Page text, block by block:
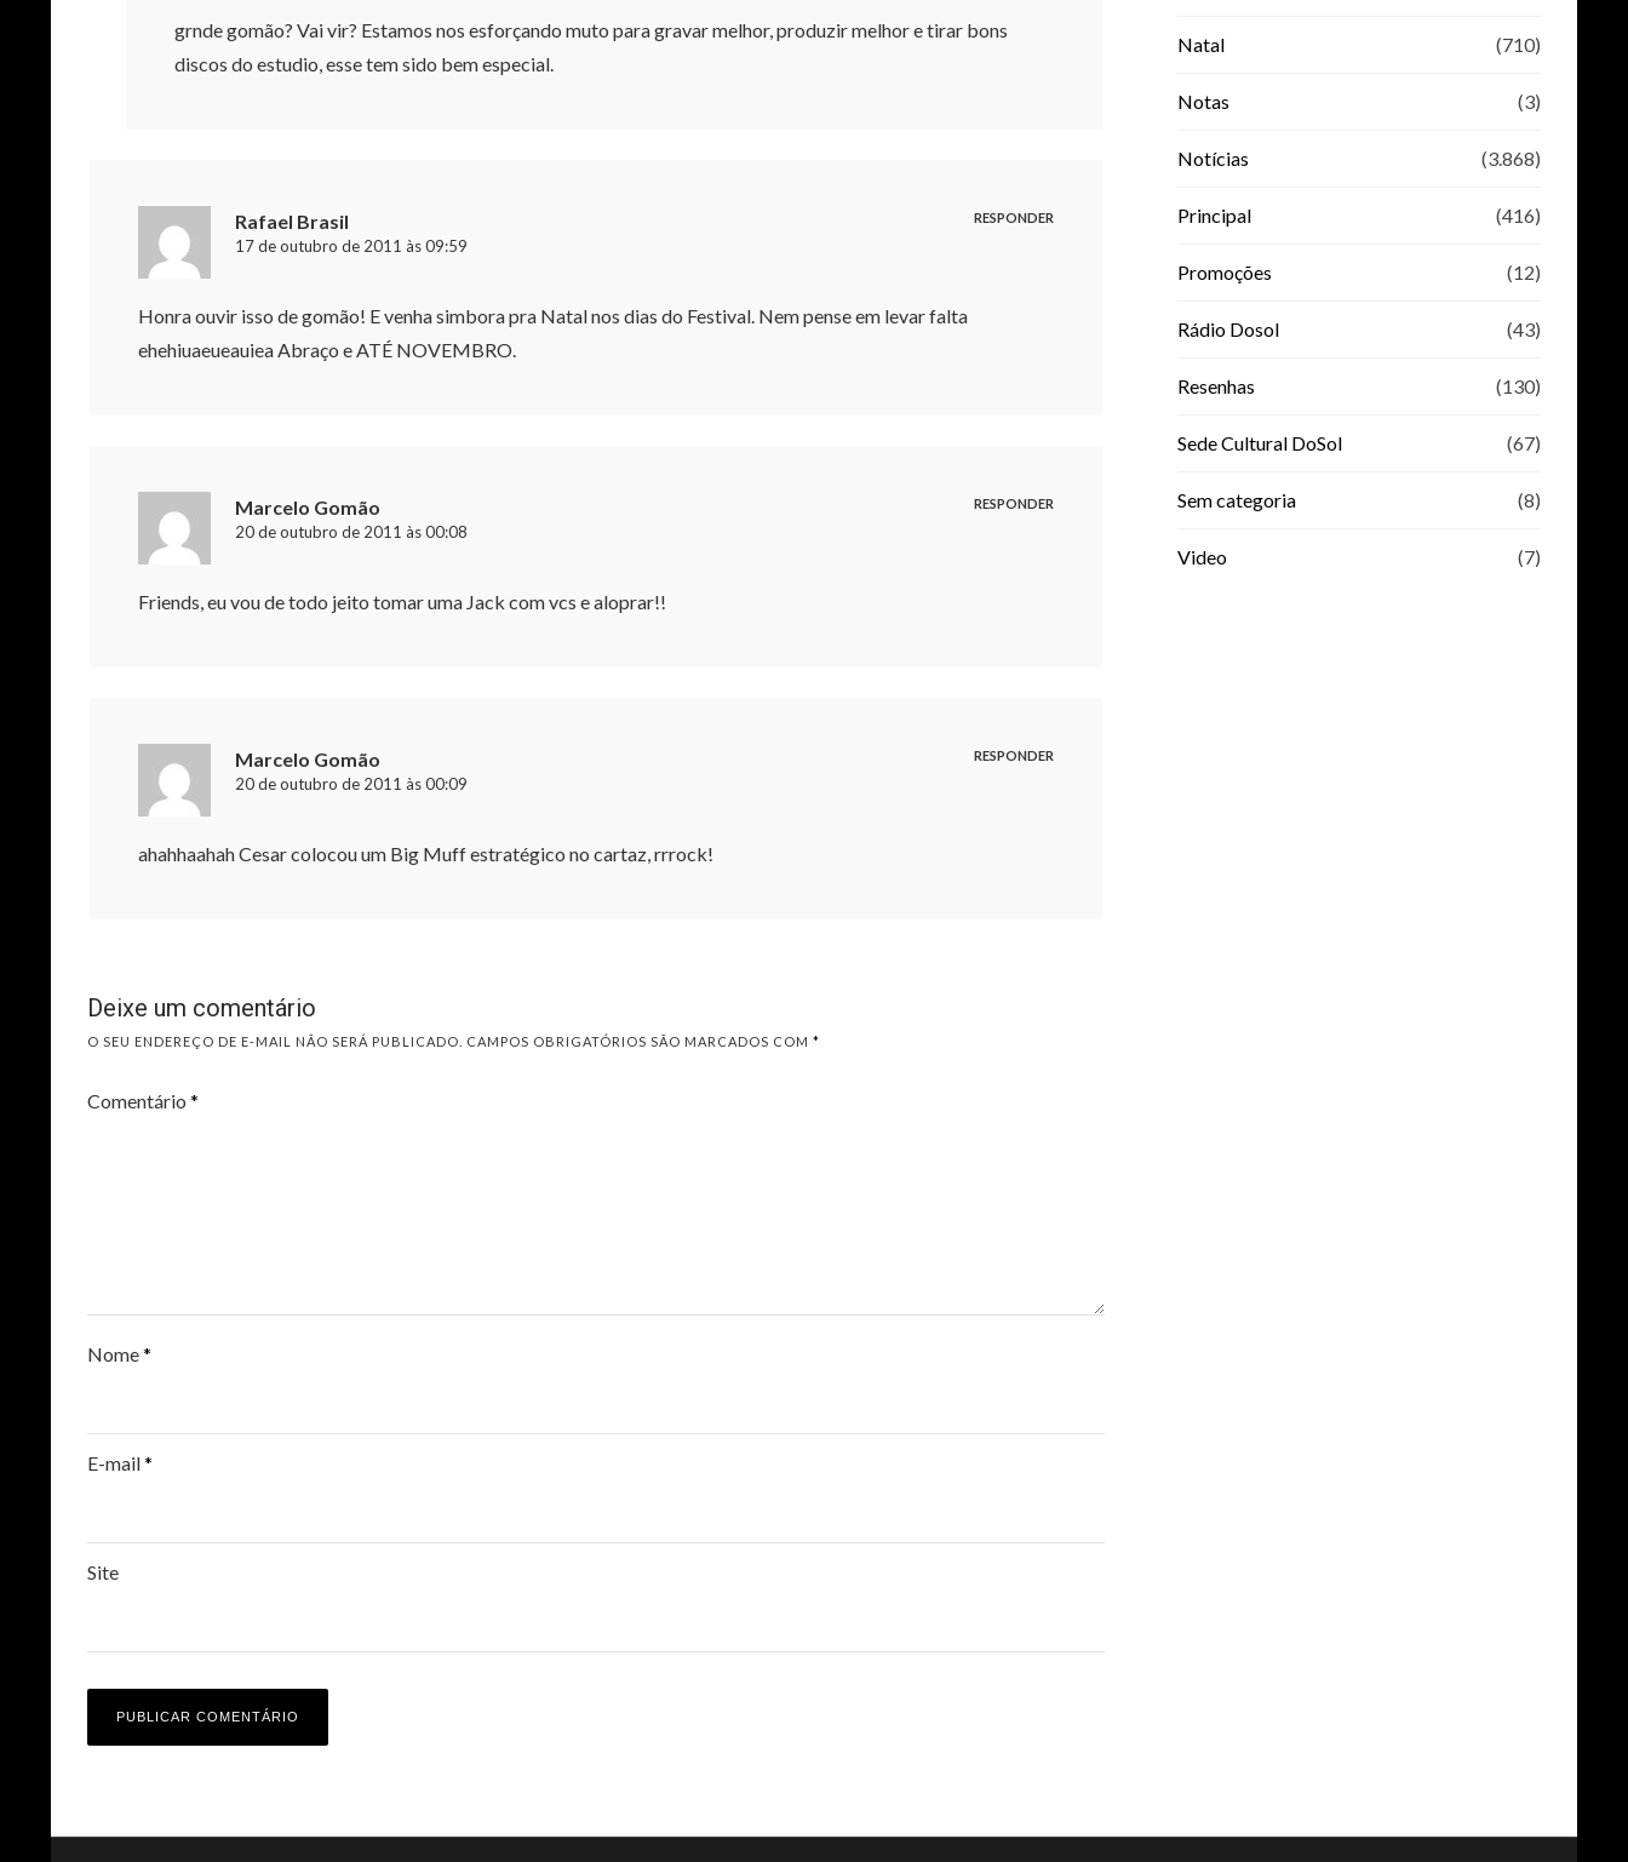
grnde gomão? Vai vir? Estamos nos esforçando muto para gravar melhor, produzir melhor e tirar bons
discos do estudio, esse tem sido bem especial.
Rafael Brasil
17 de outubro de 2011 às 09:59
Honra ouvir isso de gomão! E venha simbora pra Natal nos dias do Festival. Nem pense em levar falta
ehehiuaeueauiea Abraço e ATÉ NOVEMBRO.
RESPONDER
Marcelo Gomão
20 de outubro de 2011 às 00:08
Friends, eu vou de todo jeito tomar uma Jack com vcs e aloprar!!
RESPONDER
Marcelo Gomão
20 de outubro de 2011 às 00:09
ahahhaahah Cesar colocou um Big Muff estratégico no cartaz, rrrock!
RESPONDER
Deixe um comentário
O SEU ENDEREÇO DE E-MAIL NÃO SERÁ PUBLICADO. CAMPOS OBRIGATÓRIOS SÃO MARCADOS COM *
Comentário *
Nome*
E-mail*
Site
Natal (710)
Notas (3)
Notícias (3.868)
Principal (416)
Promoções (12)
Rádio Dosol (43)
Resenhas (130)
Sede Cultural DoSol (67)
Sem categoria (8)
Video (7)